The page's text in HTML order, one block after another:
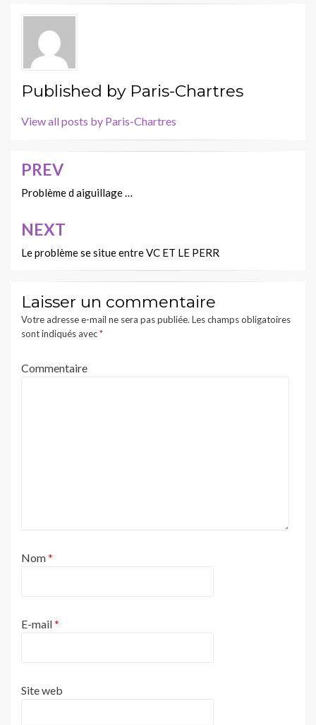
Published by Paris-Chartres
View all posts by Paris-Chartres
Navigation
de
l’article
PREV
Problème d aiguillage …
NEXT
Le problème se situe entre VC ET LE PERR
Laisser un commentaire
Votre adresse e-mail ne sera pas publiée. Les champs obligatoires
sont indiqués avec*
Commentaire
Nom*
E-mail*
Site web